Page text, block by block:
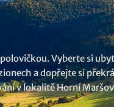
Vyberte si
a dopřejte si
v lokalitě Horní Maršov